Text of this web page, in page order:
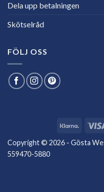
Dela upp betalningen
Skötselråd
FÖLJ OSS
Copyright © 2026 - Gösta
559470-5880